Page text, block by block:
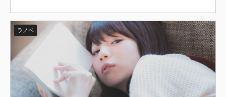
ラノベ